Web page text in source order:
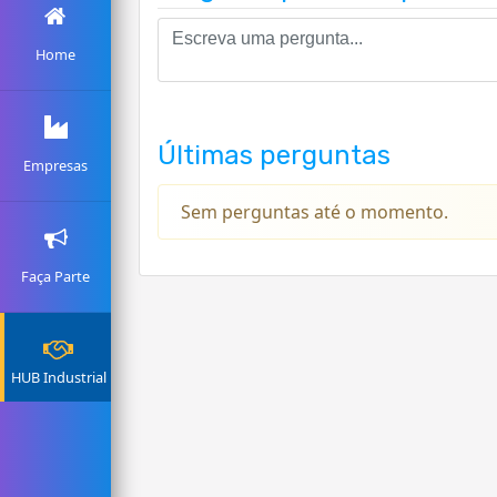
Home
Empresas
Faça Parte
HUB Industrial
Últimas perguntas
Sem perguntas até o momento.